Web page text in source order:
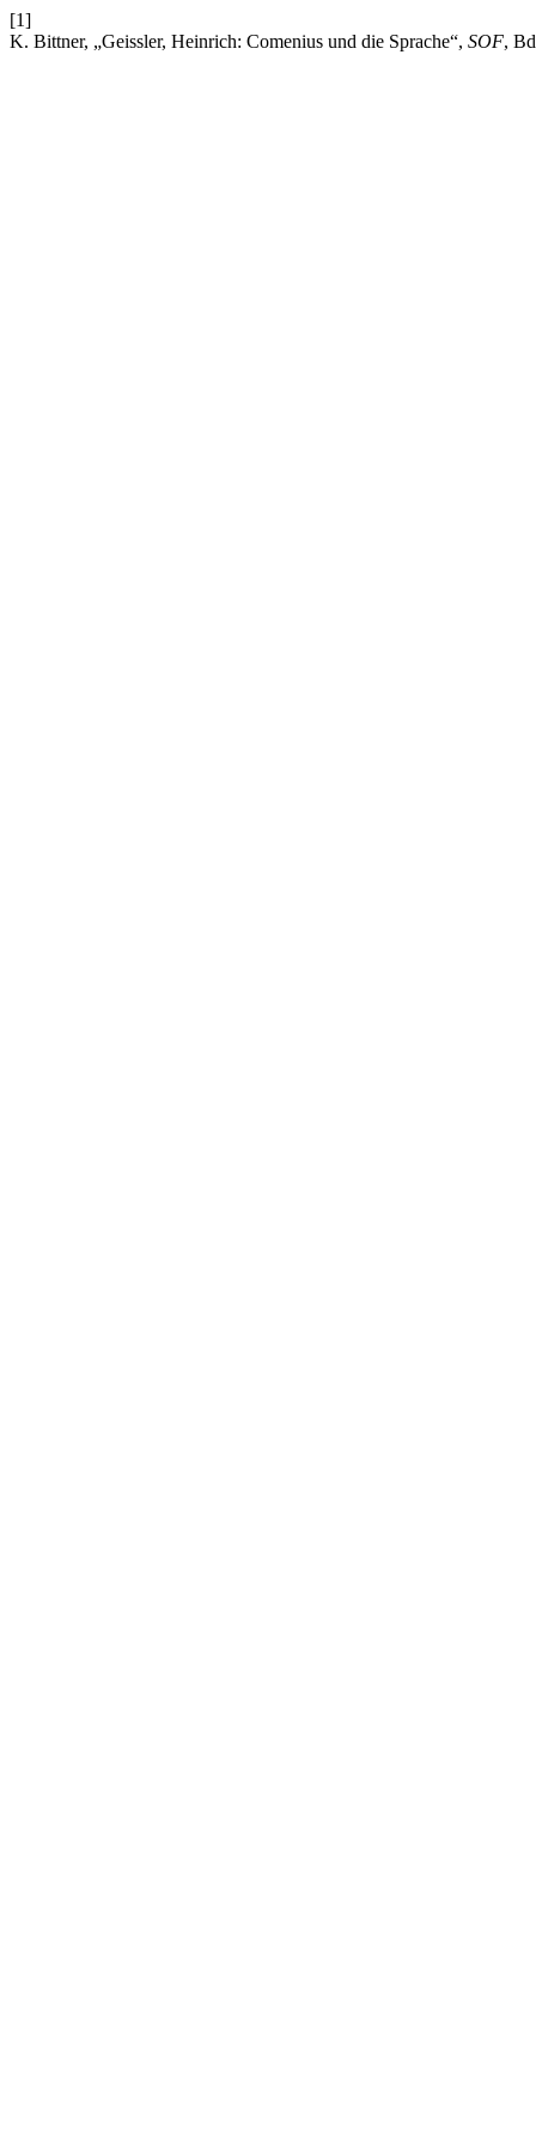
[1]
K. Bittner, „Geissler, Heinrich: Comenius und die Sprache“, SOF,